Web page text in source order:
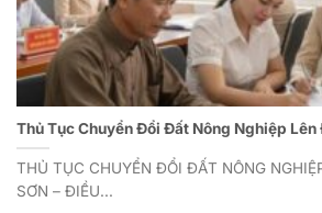
Thủ Tục Chuyển Đổi Đất Nông Nghiệp Lên
THỦ TỤC CHUYỂN ĐỔI ĐẤT NÔNG
SƠN – ĐIỀU...